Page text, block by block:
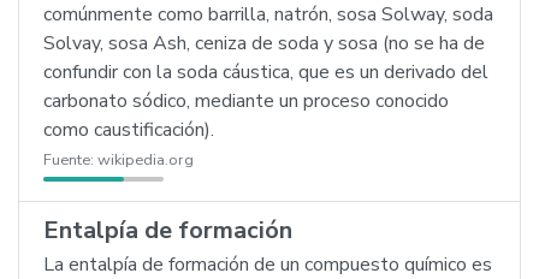
comúnmente como barrilla, natrón, sosa Solway, soda
Solvay, sosa Ash, ceniza de soda y sosa (no se ha de
confundir con la soda cáustica, que es un derivado del
carbonato sódico, mediante un proceso conocido
como caustificación).
Fuente: wikipedia.org
Entalpía de formación
La entalpía de formación de un compuesto químico es